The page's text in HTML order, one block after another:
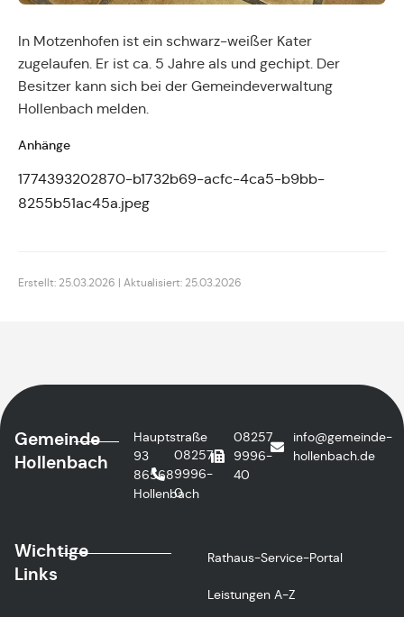
In Motzenhofen ist ein schwarz-weißer Kater
zugelaufen. Er ist ca. 5 Jahre als und gechipt. Der
Besitzer kann sich bei der Gemeindeverwaltung
Hollenbach melden.
Anhänge
1774393202870-b1732b69-acfc-4ca5-b9bb-
8255b51ac45a.jpeg
Erstellt: 25.03.2026 | Aktualisiert: 25.03.2026
Gemeinde
Hollenbach
Hauptstraße
93
86568
Hollenbach
08257
9996-
0
08257
9996-
40
info@gemeinde-
hollenbach.de
Wichtige
Links
Rathaus-Service-Portal
Leistungen A-Z